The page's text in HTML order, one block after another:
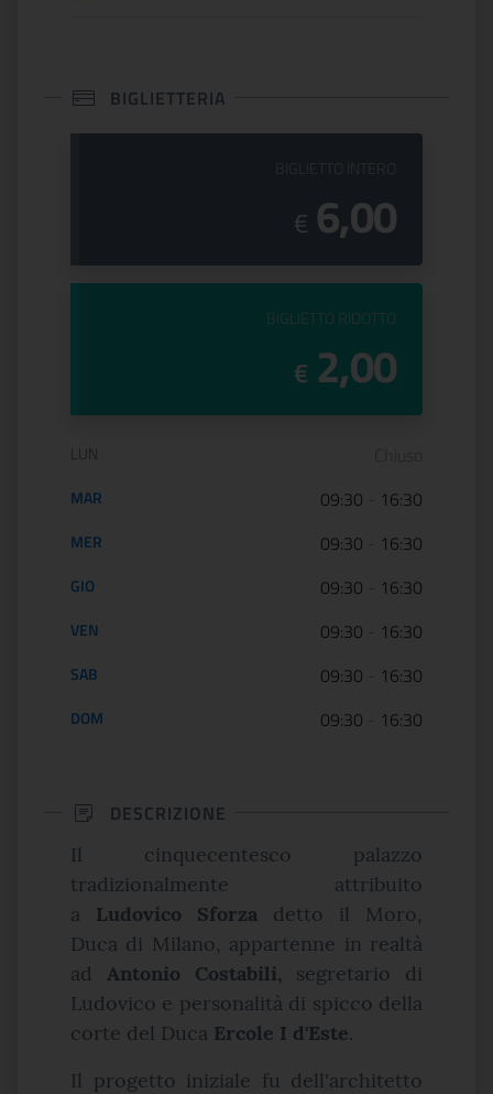
BIGLIETTERIA
€ 6,00
PREZZO DEL
BIGLIETTO RIDOTTO
€ 2,00
Orario di apertura:
LUN
MAR 09:30 16:30
MER 09:30 16:30
GIO 09:30 16:30
VEN 09:30 16:30
SAB 09:30 16:30
DOM 09:30 16:30
DESCRIZIONE
Il cinquecentesco palazzo
tradizionalmente attribuito
a Ludovico Sforza detto il Moro,
Duca di Milano, appartenne in realtà
ad Antonio Costabili, segretario di
Ludovico e personalità di spicco della
corte del Duca Ercole I d'Este.
Il progetto iniziale fu dell'architetto